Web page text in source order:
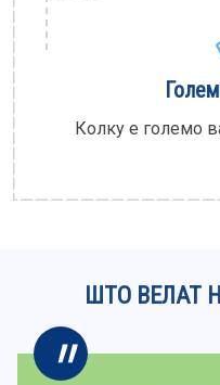
Колку е големо
ШТО ВЕЛАТ